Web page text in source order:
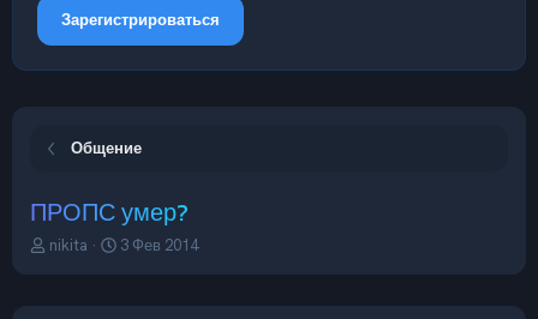
Зарегистрироваться
Общение
ПРОПС умер?
А
nikita
Д
3 Фев 2014